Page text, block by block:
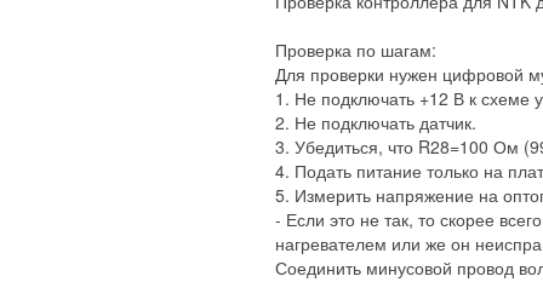
Проверка по шагам:
Для проверки нужен цифровой
1. Не подключать +12 В к схеме
2. Не подключать датчик.
3. Убедиться, что R28=100 Ом
4. Подать питание только на
5. Измерить напряжение на
- Если это не так, то скорее
нагревателем или же он
Соединить минусовой провод